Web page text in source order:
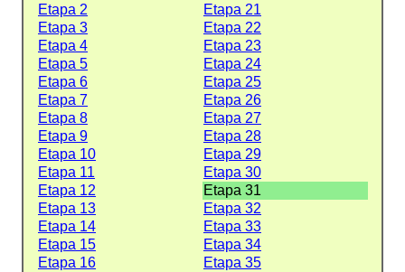
Etapa 2
Etapa 21
Etapa 3
Etapa 22
Etapa 4
Etapa 23
Etapa 5
Etapa 24
Etapa 6
Etapa 25
Etapa 7
Etapa 26
Etapa 8
Etapa 27
Etapa 9
Etapa 28
Etapa 10
Etapa 29
Etapa 11
Etapa 30
Etapa 12
Etapa 31
Etapa 13
Etapa 32
Etapa 14
Etapa 33
Etapa 15
Etapa 34
Etapa 16
Etapa 35